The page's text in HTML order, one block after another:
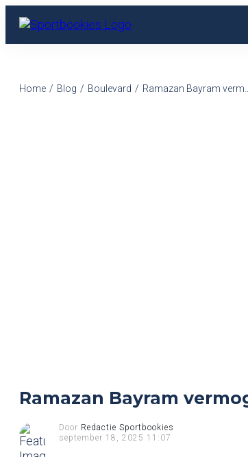
Home / Blog / Boulevard /
Ramazan Bayram
Door Redactie Sportbookies
september 18, 2025 11:07